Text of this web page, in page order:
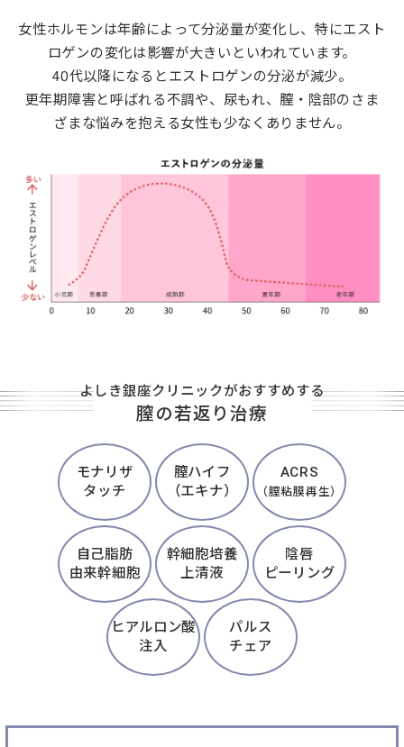
女性ホルモンは年齢によって分泌量が変化し、特にエスト
ロゲンの変化は影響が大きいといわれています。
40代以降になるとエストロゲンの分泌が減少。
更年期障害と呼ばれる不調や、尿もれ、膣・陰部のさま
ざまな悩みを抱える女性も少なくありません。
よしき銀座クリニックがおすすめする
膣の若返り治療
モナリザ
タッチ
膣ハイフ
（エキナ）
ACRS
（膣粘膜再生）
自己脂肪
由来幹細胞
幹細胞培養
上清液
陰唇
ピーリング
ヒアルロン酸
注入
パルス
チェア